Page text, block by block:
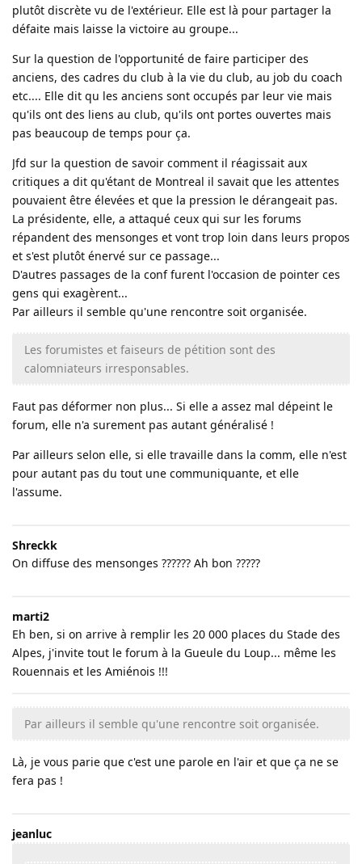
plutôt discrète vu de l'extérieur. Elle est là pour partager la
défaite mais laisse la victoire au groupe...
Sur la question de l'opportunité de faire participer des
anciens, des cadres du club à la vie du club, au job du coach
etc.... Elle dit qu les anciens sont occupés par leur vie mais
qu'ils ont des liens au club, qu'ils ont portes ouvertes mais
pas beaucoup de temps pour ça.
Jfd sur la question de savoir comment il réagissait aux
critiques a dit qu'étant de Montreal il savait que les attentes
pouvaient être élevées et que la pression le dérangeait pas.
La présidente, elle, a attaqué ceux qui sur les forums
répandent des mensonges et vont trop loin dans leurs propos
et s'est plutôt énervé sur ce passage...
D'autres passages de la conf furent l'occasion de pointer ces
gens qui exagèrent...
Par ailleurs il semble qu'une rencontre soit organisée.
Les forumistes et faiseurs de pétition sont des
calomniateurs irresponsables.
Faut pas déformer non plus... Si elle a assez mal dépeint le
forum, elle n'a surement pas autant généralisé !
Par ailleurs selon elle, si elle travaille dans la comm, elle n'est
pour autant pas du tout une communiquante, et elle
l'assume.
Shreckk
On diffuse des mensonges ?????? Ah bon ?????
marti2
Eh ben, si on arrive à remplir les 20 000 places du Stade des
Alpes, j'invite tout le forum à la Gueule du Loup... même les
Rouennais et les Amiénois !!!
Par ailleurs il semble qu'une rencontre soit organisée.
Là, je vous parie que c'est une parole en l'air et que ça ne se
fera pas !
jeanluc